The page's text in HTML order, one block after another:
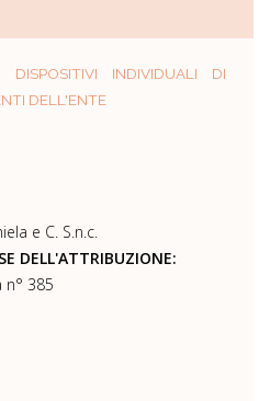
DISPOSITIVI INDIVIDUALI DI
DELL'ENTE
e C. S.n.c.
DELL'ATTRIBUZIONE:
n° 385